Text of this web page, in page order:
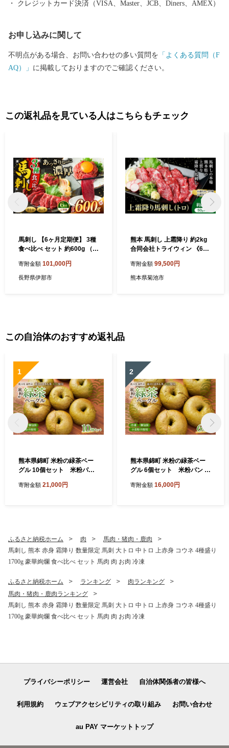
クレジットカード決済（VISA、Master、JCB、Diners、AMEX）
お申し込みに関して
不明点がある場合、お問い合わせの多い質問を 「よくある質問（F
AQ）」 に掲載しておりますのでご確認ください。
この返礼品を見ている人はこちらもチェック
馬刺し 【6ヶ月定期便】 3種
食べ比べ セット 約600g （
ロ ・ 馬肉 ユッケ 各約200g
） | 馬刺し 上赤身 霜降り 中
寄附金額 101,000円
長野県伊那市
熊本 馬刺し 上霜降り 約2kg
合同会社トライウィン 《60
く)》熊本県 菊池市トロ たれ
生姜付き 小分け 個包装 馬刺
寄附金額 99,500円
熊本県菊池市
この自治体のおすすめ返礼品
1
熊本県錦町 米粉の緑茶ベー
グル 10個セット 米粉パン
テンフリー 米粉 緑茶 もっち
寄附金額 21,000円
2
熊本県錦町 米粉の緑茶ベー
グル 6個セット 米粉パン ベ
ンフリー 米粉 緑茶 もっちり
寄附金額 16,000円
ふるさと納税ホーム 肉
馬肉・猪肉・鹿肉
馬刺し 熊本 赤身 霜降り 数量限定 馬刺 大トロ 中トロ 上赤身 コウネ 4種盛り
1700g 豪華絢爛 食べ比べ セット 馬肉 肉 お肉 冷凍
ふるさと納税ホーム ランキング
肉ランキング
馬肉・猪肉・鹿肉ランキング
馬刺し 熊本 赤身 霜降り 数量限定 馬刺 大トロ 中トロ 上赤身 コウネ 4種盛り
1700g 豪華絢爛 食べ比べ セット 馬肉 肉 お肉 冷凍
プライバシーポリシー 運営会社 自治体関係者の皆様へ
利用規約 ウェブアクセシビリティの取り組み お問い合わせ
au PAY マーケットトップ